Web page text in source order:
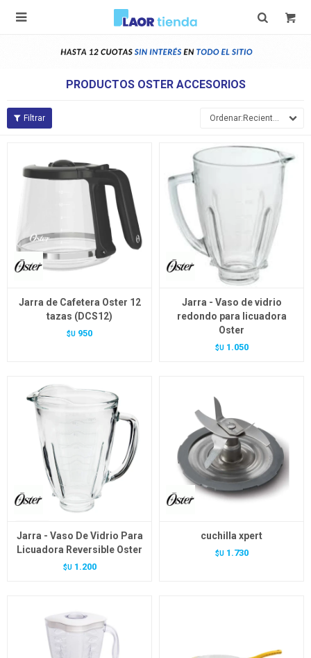

PRODUCTOS OSTER ACCESORIOS
Recientes
Jarra de Cafetera Oster 12
tazas (DCS12)
$U 950
Jarra - Vaso de vidrio
redondo para licuadora
Oster
$U 1.050
Jarra - Vaso De Vidrio Para
Licuadora Reversible Oster
$U 1.200
cuchilla xpert
$U 1.730